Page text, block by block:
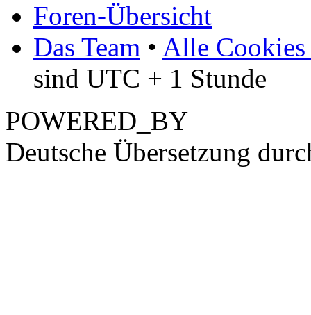
Foren-Übersicht
Das Team • Alle Cookies
sind UTC + 1 Stunde
POWERED_BY
Deutsche Übersetzung